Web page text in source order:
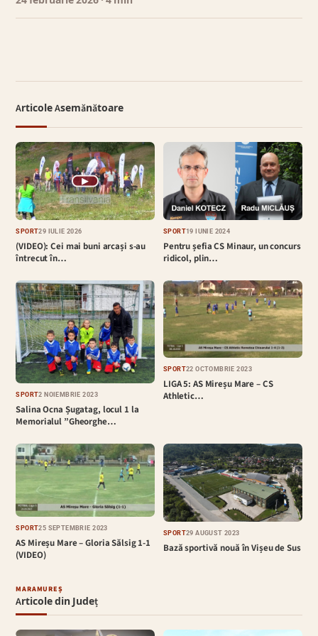
Articole Asemănătoare
▶
SPORT29 IULIE 2026
(VIDEO): Cei mai buni arcași s-au
întrecut în…
SPORT19 IUNIE 2024
Pentru șefia CS Minaur, un concurs
ridicol, plin…
SPORT2 NOIEMBRIE 2023
Salina Ocna Șugatag, locul 1 la
Memorialul ”Gheorghe…
SPORT22 OCTOMBRIE 2023
LIGA 5: AS Mireșu Mare – CS
Athletic…
SPORT25 SEPTEMBRIE 2023
AS Mireșu Mare – Gloria Sălsig 1-1
(VIDEO)
SPORT29 AUGUST 2023
Bază sportivă nouă în Vișeu de Sus
MARAMUREȘ
Articole din Județ